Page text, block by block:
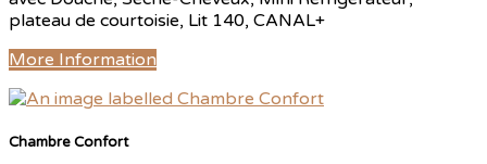
plateau de courtoisie, Lit 140, CANAL+
More Information
Chambre Confort